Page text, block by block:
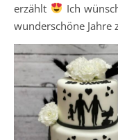
erzählt
Ich
wunderschöne Jahre